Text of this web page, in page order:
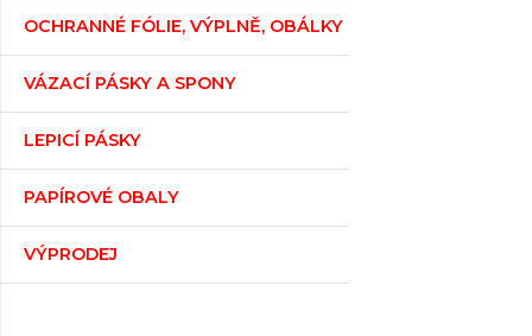
OCHRANNÉ FÓLIE, VÝPLNĚ, OBÁLKY
VÁZACÍ PÁSKY A SPONY
LEPICÍ PÁSKY
PAPÍROVÉ OBALY
VÝPRODEJ